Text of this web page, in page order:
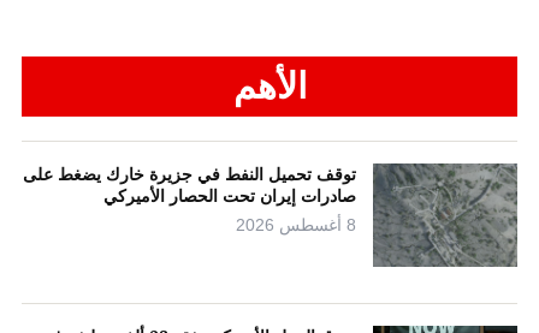
الأهم
توقف تحميل النفط في جزيرة خارك يضغط على
صادرات إيران تحت الحصار الأميركي
8 أغسطس 2026